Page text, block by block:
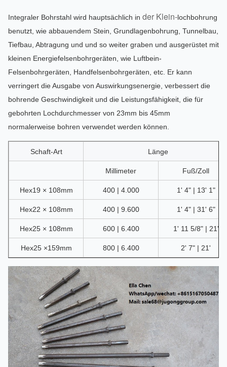
Integraler Bohrstahl wird hauptsächlich in der Klein-lochbohrung
benutzt , wie abbauendem Stein, Grundlagenbohrung, Tunnelbau,
Tiefbau , Abtragung und und so weiter graben und ausgerüstet mit
kleinen Energiefelsenbohrgeräten, wie Luftbein-
Felsenbohrgeräten, Handfelsenbohrgeräten, etc. Er kann
verringert die Ausgabe von Auswirkungsenergie, verbessert die
bohrende Geschwindigkeit und die Leistungsfähigkeit, die für
gebohrten Lochdurchmesser von 23mm bis 45mm
normalerweise bohren verwendet werden können.
Schaft-Art Länge
Millimeter Fuß/Zoll
Hex19 × 108mm 400 | 4.000 1' 4" | 13' 1"
Hex22 × 108mm 400 | 9.600 1' 4" | 31' 6"
Hex25 × 108mm 600 | 6.400 1' 11 5/8" | 21'
Hex25 ×159mm 800 | 6.400 2' 7" | 21'